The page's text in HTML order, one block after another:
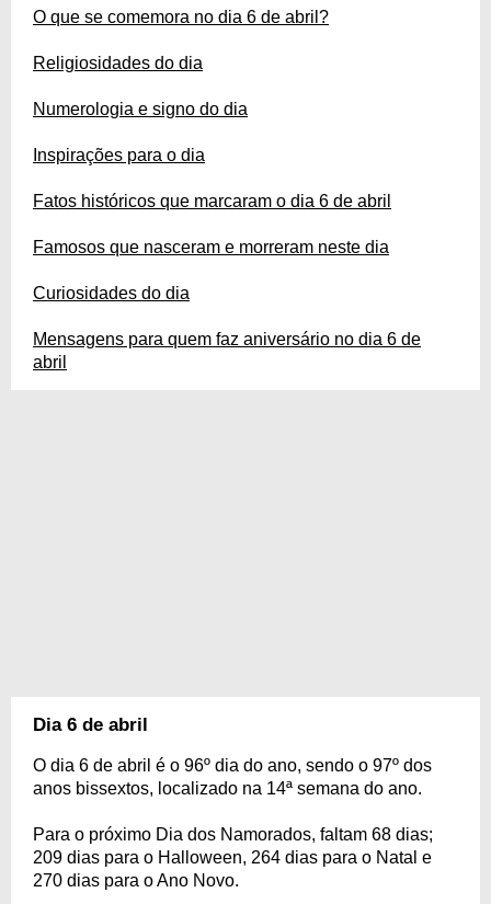
O que se comemora no dia 6 de abril?
Religiosidades do dia
Numerologia e signo do dia
Inspirações para o dia
Fatos históricos que marcaram o dia 6 de abril
Famosos que nasceram e morreram neste dia
Curiosidades do dia
Mensagens para quem faz aniversário no dia 6 de
abril
Dia 6 de abril
O dia 6 de abril é o 96º dia do ano, sendo o 97º dos
anos bissextos, localizado na 14ª semana do ano.
Para o próximo Dia dos Namorados, faltam 68 dias;
209 dias para o Halloween, 264 dias para o Natal e
270 dias para o Ano Novo.